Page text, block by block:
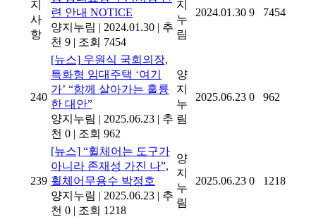
지
사
항
련 안내 NOTICE
양지누림 | 2024.01.30 | 추
천 9 | 조회 7454
지
누
림
2024.01.30 9 7454
240
[뉴스] 우원식 국회의장,
특화형 임대주택 ‘여기
가’ “함께 살아가는 훌륭
한 대안”
양지누림 | 2025.06.23 | 추
천 0 | 조회 962
양
지
누
림
2025.06.23 0 962
239
[뉴스] “휠체어는 도구가
아니라 존재성 가진 나”,
휠체어무용수 박정호
양지누림 | 2025.06.23 | 추
천 0 | 조회 1218
양
지
누
림
2025.06.23 0 1218